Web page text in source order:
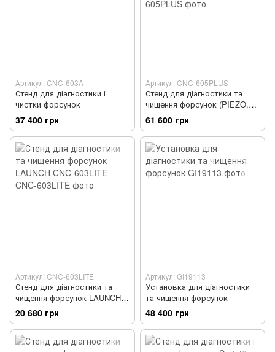
Артикул: CNC-603A
Стенд для діагностики і
чистки форсунок
37 400 грн
Артикул: CNC-605PLUS
Стенд для діагностики та
чищення форсунок (PIEZO,
GDI, EFI) LAUNCH CNC-
605PLUS
61 600 грн
Артикул: CNC-603LITE
Стенд для діагностики та
чищення форсунок LAUNCH
CNC-603LITE
20 680 грн
Артикул: GI19113
Установка для діагностики
та чищення форсунок
48 400 грн